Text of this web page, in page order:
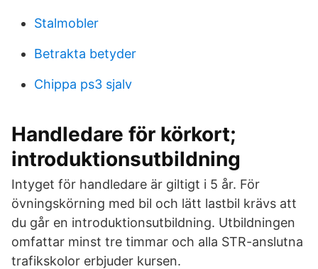
Stalmobler
Betrakta betyder
Chippa ps3 sjalv
Handledare för körkort;
introduktionsutbildning
Intyget för handledare är giltigt i 5 år. För
övningskörning med bil och lätt lastbil krävs att
du går en introduktionsutbildning. Utbildningen
omfattar minst tre timmar och alla STR-anslutna
trafikskolor erbjuder kursen.